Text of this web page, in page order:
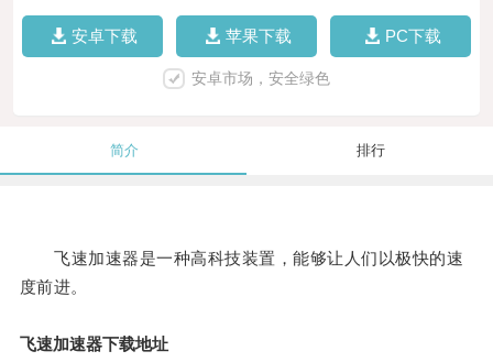
安卓下载 苹果下载 PC下载
安卓市场，安全绿色
简介 排行
飞速加速器是一种高科技装置，能够让人们以极快的速
度前进。
飞速加速器下载地址